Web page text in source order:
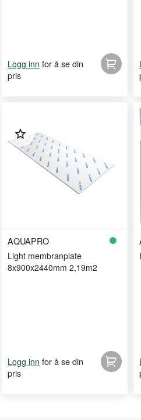
Logg inn for å se din
pris
AQUAPRO
Light membranplate
8x900x2440mm 2,19m2
Logg inn for å se din
pris